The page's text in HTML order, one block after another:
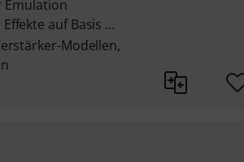
Emulation
auf Basis ...
Modellen,